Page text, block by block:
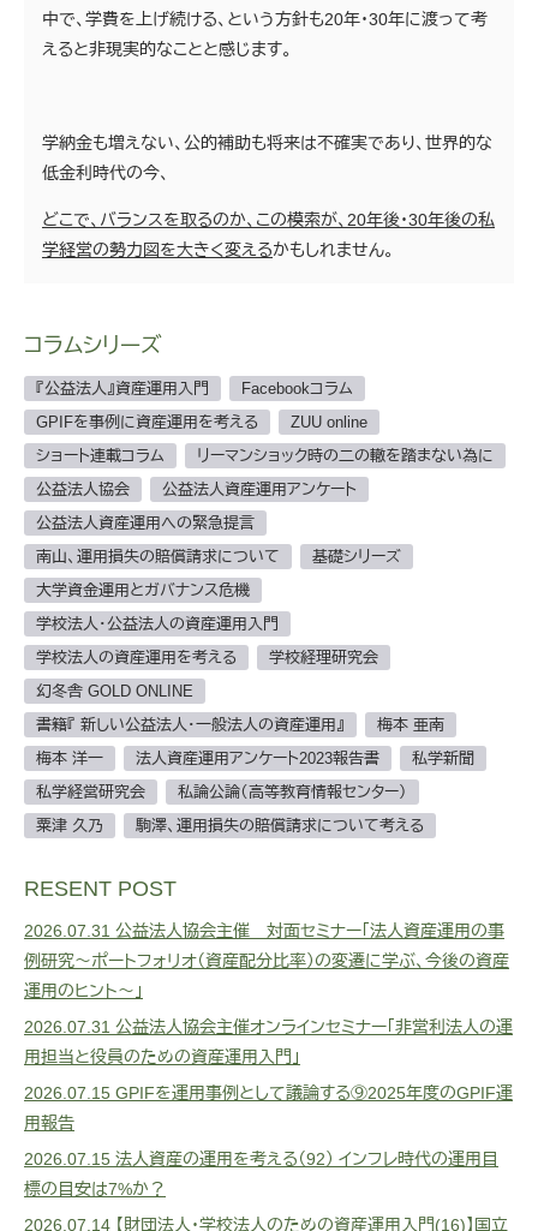
中で、学費を上げ続ける、という方針も20年・30年に渡って考
えると非現実的なことと感じます。
学納金も増えない、公的補助も将来は不確実であり、世界的な
低金利時代の今、
どこで、バランスを取るのか、この模索が、20年後・30年後の私
学経営の勢力図を大きく変えるかもしれません。
コラムシリーズ
『公益法人』資産運用入門
Facebookコラム
GPIFを事例に資産運用を考える
ZUU online
ショート連載コラム
リーマンショック時の二の轍を踏まない為に
公益法人協会
公益法人資産運用アンケート
公益法人資産運用への緊急提言
南山、運用損失の賠償請求について
基礎シリーズ
大学資金運用とガバナンス危機
学校法人・公益法人の資産運用入門
学校法人の資産運用を考える
学校経理研究会
幻冬舎 GOLD ONLINE
書籍『 新しい公益法人・一般法人の資産運用』
梅本 亜南
梅本 洋一
法人資産運用アンケート2023報告書
私学新聞
私学経営研究会
私論公論（高等教育情報センター）
粟津 久乃
駒澤、運用損失の賠償請求について考える
RESENT POST
2026.07.31 公益法人協会主催 対面セミナー「法人資産運用の事
例研究～ポートフォリオ（資産配分比率）の変遷に学ぶ、今後の資産
運用のヒント～」
2026.07.31 公益法人協会主催オンラインセミナー「非営利法人の運
用担当と役員のための資産運用入門」
2026.07.15 GPIFを運用事例として議論する⑨2025年度のGPIF運
用報告
2026.07.15 法人資産の運用を考える（92） インフレ時代の運用目
標の目安は7%か？
2026.07.14 【財団法人・学校法人のための資産運用入門(16)】国立